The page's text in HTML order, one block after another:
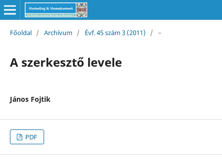
Főoldal / Archívum / Évf. 45 szám 3 (2011) / –
A szerkesztő levele
János Fojtik
PDF